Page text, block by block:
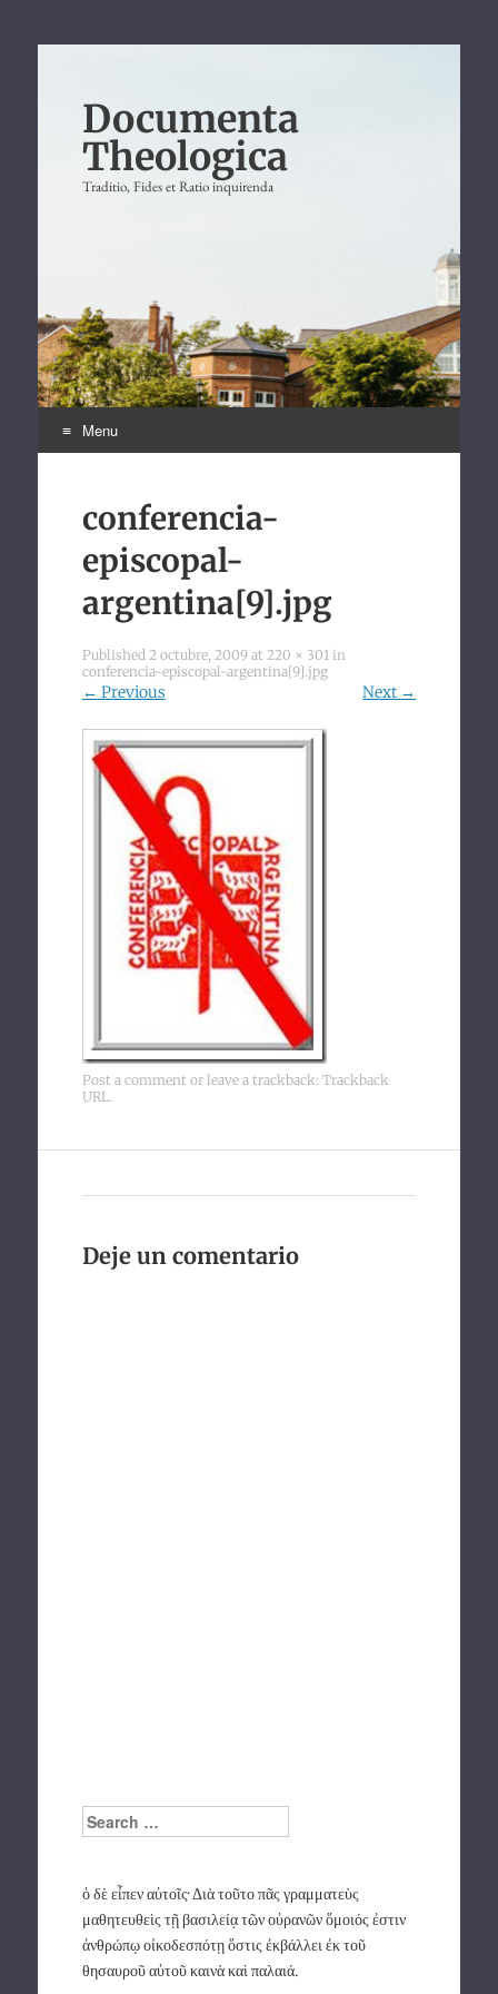
Documenta
Theologica
Traditio, Fides et Ratio inquirenda
Menu
contentconferencia-
episcopal-
argentina[9].jpg
Published 2 octubre, 2009at 220 × 301in
conferencia-episcopal-argentina[9].jpg
← Previous Next →
Post a comment or leave a trackback: Trackback
URL.
Deje un comentario
Search
ὁ δὲ εἶπεν αὐτοῖς· Διὰ τοῦτο πᾶς γραμματεὺς
μαθητευθεὶς τῇ βασιλείᾳ τῶν οὐρανῶν ὅμοιός ἐστιν
ἀνθρώπῳ οἰκοδεσπότῃ ὅστις ἐκβάλλει ἐκ τοῦ
θησαυροῦ αὐτοῦ καινὰ καὶ παλαιά.